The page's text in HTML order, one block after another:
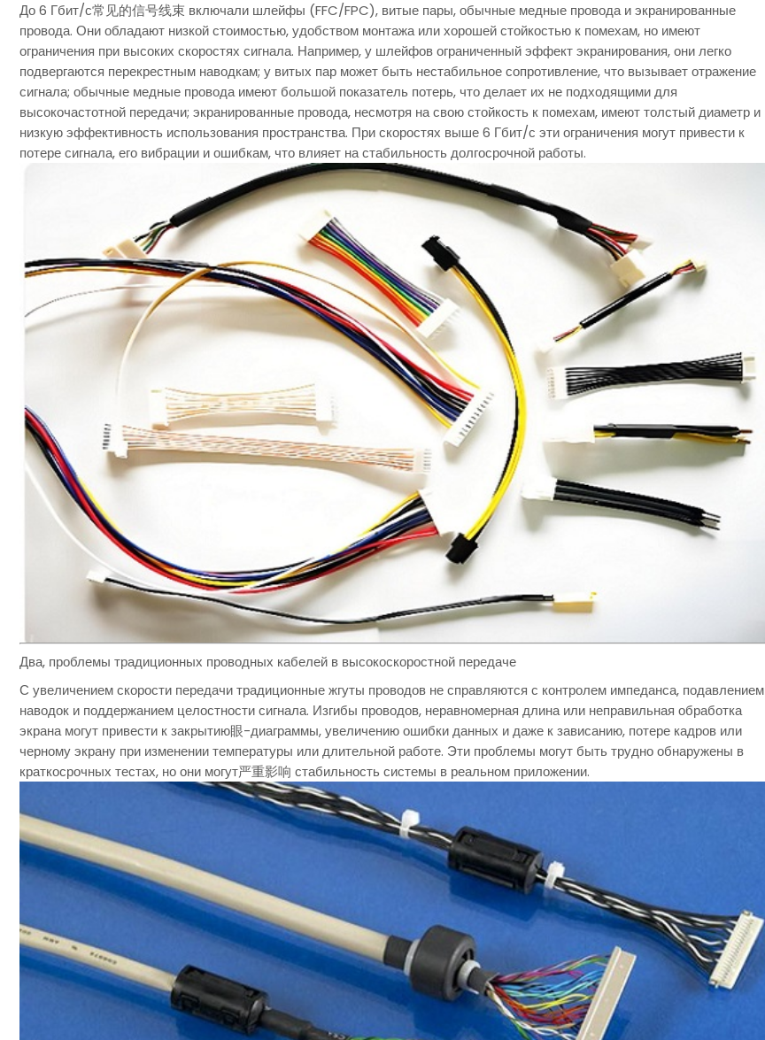
До 6 Гбит/с常见的信号线束 включали шлейфы (FFC/FPC), витые пары, обычные медные провода и экранированные
провода. Они обладают низкой стоимостью, удобством монтажа или хорошей стойкостью к помехам, но имеют
ограничения при высоких скоростях сигнала. Например, у шлейфов ограниченный эффект экранирования, они легко
подвергаются перекрестным наводкам; у витых пар может быть нестабильное сопротивление, что вызывает отражение
сигнала; обычные медные провода имеют большой показатель потерь, что делает их не подходящими для
высокочастотной передачи; экранированные провода, несмотря на свою стойкость к помехам, имеют толстый диаметр и
низкую эффективность использования пространства. При скоростях выше 6 Гбит/с эти ограничения могут привести к
потере сигнала, его вибрации и ошибкам, что влияет на стабильность долгосрочной работы.
Два, проблемы традиционных проводных кабелей в высокоскоростной передаче
С увеличением скорости передачи традиционные жгуты проводов не справляются с контролем импеданса, подавлением
наводок и поддержанием целостности сигнала. Изгибы проводов, неравномерная длина или неправильная обработка
экрана могут привести к закрытию眼-диаграммы, увеличению ошибки данных и даже к зависанию, потере кадров или
черному экрану при изменении температуры или длительной работе. Эти проблемы могут быть трудно обнаружены в
краткосрочных тестах, но они могут严重影响 стабильность системы в реальном приложении.